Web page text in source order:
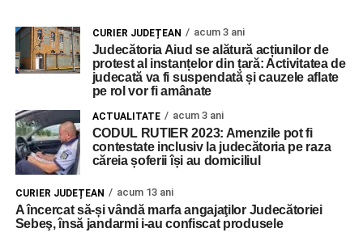
CURIER JUDEȚEAN acum 3 ani
Judecătoria Aiud se alătură acțiunilor de
protest al instanțelor din țară: Activitatea de
judecată va fi suspendată și cauzele aflate
pe rol vor fi amânate
ACTUALITATE acum 3 ani
CODUL RUTIER 2023: Amenzile pot fi
contestate inclusiv la judecătoria pe raza
căreia șoferii își au domiciliul
CURIER JUDEȚEAN acum 13 ani
A încercat să-și vândă marfa angajaţilor Judecătoriei
Sebeş, însă jandarmi i-au confiscat produsele